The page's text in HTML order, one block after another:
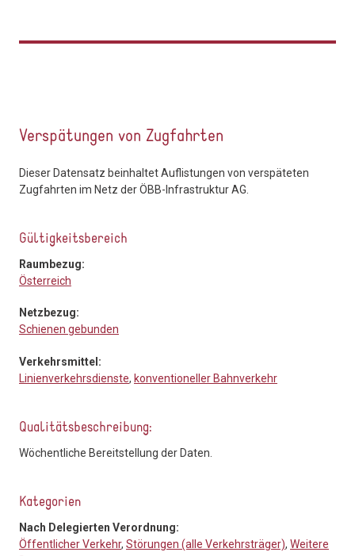
Verspätungen von Zugfahrten
Dieser Datensatz beinhaltet Auflistungen von verspäteten
Zugfahrten im Netz der ÖBB-Infrastruktur AG.
Gültigkeitsbereich
Raumbezug:
Österreich
Netzbezug:
Schienen gebunden
Verkehrsmittel:
Linienverkehrsdienste, konventioneller Bahnverkehr
Qualitätsbeschreibung:
Wöchentliche Bereitstellung der Daten.
Kategorien
Nach Delegierten Verordnung:
Öffentlicher Verkehr, Störungen (alle Verkehrsträger), Weitere